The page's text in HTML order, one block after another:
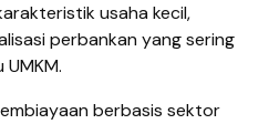
usaha kecil,
perbankan yang sering
berbasis sektor